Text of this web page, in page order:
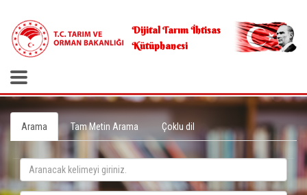
Dijital Tarım İhtisas
Kütüphanesi
Arama Tam Metin Arama Çoklu dil